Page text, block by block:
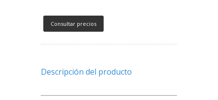
Consultar precios
Descripción del producto